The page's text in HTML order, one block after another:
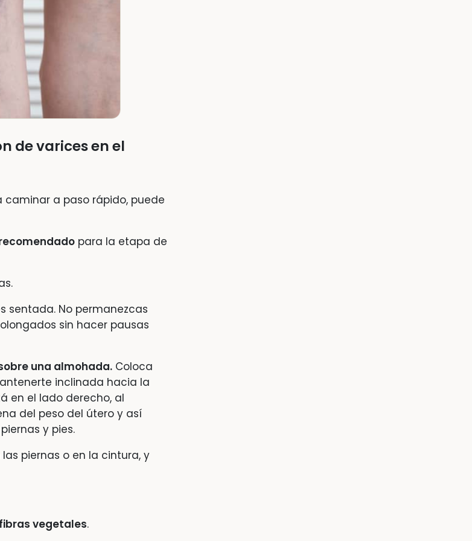
de varices en el
caminar a paso rápido, puede
para la etapa de
sentada. No permanezcas
sin hacer pausas
una almohada. Coloca
inclinada hacia la
en el lado derecho, al
del peso del útero y así
y pies.
piernas o en la cintura, y
vegetales.